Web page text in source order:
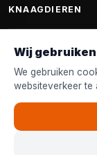
Hondenspeelgoed
Halsband & Lijn
Shampoo &
Krabpalen voor
Kattenmanden
Vogelvoer
Voederhuisjes
Nestkastjes &
Tuinvogelvoer
Vogelspeelgoed
KNAAGDIEREN
Knaagdierenvoer
Accessoires
Fantail
Contact & Advies
Wij
We gebruiken
websiteverkeer te